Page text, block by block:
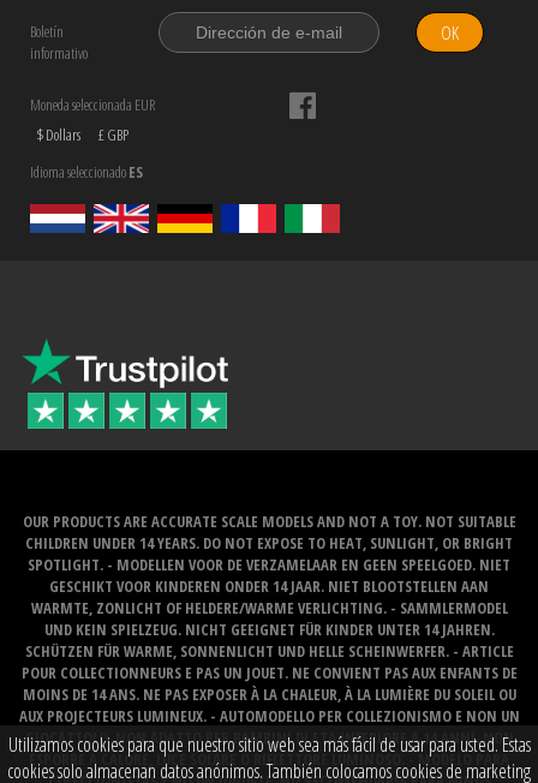
Boletín
informativo
OK
Moneda seleccionada EUR
$ Dollars
£ GBP
Idioma seleccionadoES
OUR PRODUCTS ARE ACCURATE SCALE MODELS AND NOT A TOY. NOT SUITABLE
CHILDREN UNDER 14 YEARS. DO NOT EXPOSE TO HEAT, SUNLIGHT, OR BRIGHT
SPOTLIGHT. - MODELLEN VOOR DE VERZAMELAAR EN GEEN SPEELGOED. NIET
GESCHIKT VOOR KINDEREN ONDER 14 JAAR. NIET BLOOTSTELLEN AAN
WARMTE, ZONLICHT OF HELDERE/WARME VERLICHTING. - SAMMLERMODEL
UND KEIN SPIELZEUG. NICHT GEEIGNET FÜR KINDER UNTER 14 JAHREN.
SCHÜTZEN FÜR WARME, SONNENLICHT UND HELLE SCHEINWERFER. - ARTICLE
POUR COLLECTIONNEURS E PAS UN JOUET. NE CONVIENT PAS AUX ENFANTS DE
MOINS DE 14 ANS. NE PAS EXPOSER À LA CHALEUR, À LA LUMIÈRE DU SOLEIL OU
AUX PROJECTEURS LUMINEUX. - AUTOMODELLO PER COLLEZIONISMO E NON UN
GIOCATTOLO. NON ADATTO PER BAMBINI DI ETA INFERIORE A 14 ANNI. NON
ESPORRE A CALORE, LUCE SOLARE O RIFLETTORE LUMINOSO. - MODELO PARA
Utilizamos cookies para que nuestro sitio web sea más fácil de usar para usted. Estas
cookies solo almacenan datos anónimos. También colocamos cookies de marketing